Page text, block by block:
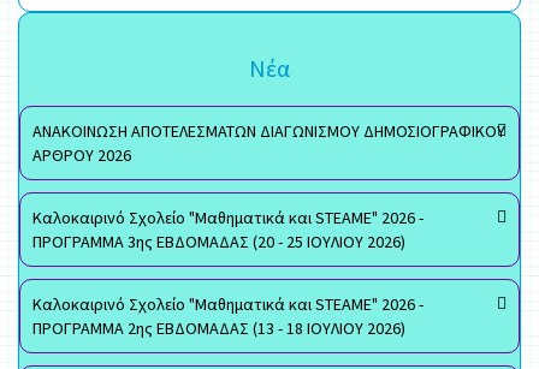
Νέα
ΑΝΑΚΟΙΝΩΣΗ ΑΠΟΤΕΛΕΣΜΑΤΩΝ ΔΙΑΓΩΝΙΣΜΟΥ ΔΗΜΟΣΙΟΓΡΑΦΙΚΟΥ
ΑΡΘΡΟΥ 2026
Καλοκαιρινό Σχολείο "Μαθηματικά και STEAME" 2026 -
ΠΡΟΓΡΑΜΜΑ 3ης ΕΒΔΟΜΑΔΑΣ (20 - 25 ΙΟΥΛΙΟΥ 2026)
Καλοκαιρινό Σχολείο "Μαθηματικά και STEAME" 2026 -
ΠΡΟΓΡΑΜΜΑ 2ης ΕΒΔΟΜΑΔΑΣ (13 - 18 ΙΟΥΛΙΟΥ 2026)